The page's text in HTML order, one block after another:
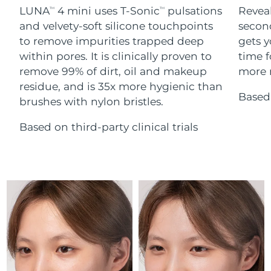
LUNATM 4 mini uses T-SonicTM
pulsations
and velvety-soft silicone touchpoints
to remove impurities trapped deep
within pores. It is clinically proven to
remove 99% of dirt, oil and makeup
residue, and is 35x more hygienic than
brushes with nylon bristles.
Based on third-party clinical trials
gets
time
more
All revitalizing eye massagers
Advanced pore care essentials
Serum
issa™ Teeth Whitening Gel
18% PAP
Kosmetyki Mężczyźni
Kupuj
O NAS
Gibraltar
13/08/2026
Grecja
Oczekiwany czas dostawy
09/08/2026
SRA Hongkong
(Chiny)
Oczekiwany czas dostawy
10/08/2026
Indonezja
Oczekiwany czas dostawy
07/08/2026
Irlandia
Oczekiwany czas dostawy
09/08/2026
Wyspa Man
Oczekiwany czas dostawy
11/08/2026